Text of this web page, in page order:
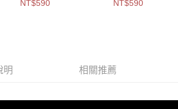
共4
NT$590
包-共5
NT$590
明 相關推薦